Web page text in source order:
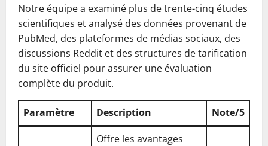
Notre équipe a examiné plus de trente-cinq études
scientifiques et analysé des données provenant de
PubMed, des plateformes de médias sociaux, des
discussions Reddit et des structures de tarification
du site officiel pour assurer une évaluation
complète du produit.
Paramètre Description Note/5
Offre les avantages